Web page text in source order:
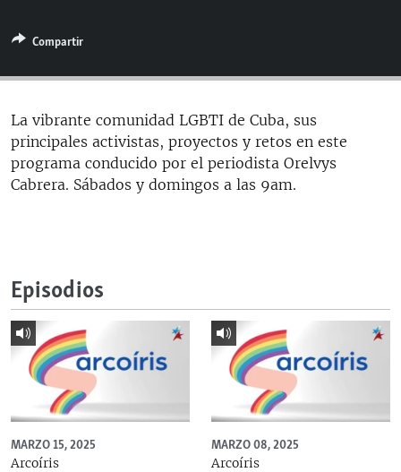
ESPECIALES
ESPECIALES
LA REALIDAD DE LA VIVIENDA EN CUBA
SER VIEJO EN CUBA
KENTU-CUBANO
MULTIMEDIA
EDITORIALES
SÍGUENOS
Compartir
La vibrante comunidad LGBTI de Cuba, sus
principales activistas, proyectos y retos en este
programa conducido por el periodista Orelvys
Cabrera. Sábados y domingos a las 9am.
Episodios
MARZO 15, 2025
Arcoíris
MARZO 08, 2025
Arcoíris